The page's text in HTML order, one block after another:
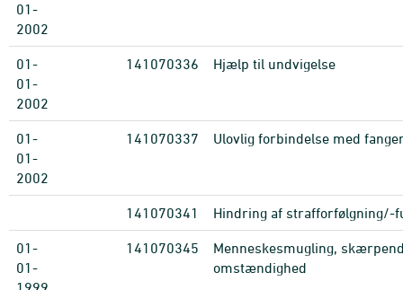
01-
2002
01-
01-
2002
141070336 Hjælp til undvigelse
01-
01-
2002
141070337 Ulovlig forbindelse med
141070341 Hindring af strafforfølgning/-
01-
01-
141070345
Menneskesmugling,
omstændighed